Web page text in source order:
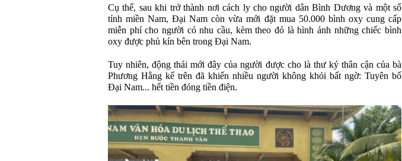
Cụ thể, sau khi trở thành nơi cách ly cho người dân Bình Dương và một số
tỉnh miền Nam, Đại Nam còn vừa mới đặt mua 50.000 bình oxy cung cấp
miễn phí cho người có nhu cầu, kèm theo đó là hình ảnh những chiếc bình
oxy được phủ kín bên trong Đại Nam.
Tuy nhiên, động thái mới đây của người được cho là thư ký thân cận của bà
Phương Hằng kể trên đã khiến nhiều người không khỏi bất ngờ: Tuyên bố
Đại Nam... hết tiền đóng tiền điện.